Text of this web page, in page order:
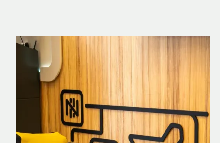
Nomad Explorer
Cartão de crédito brasileiro com cashback
em dólar